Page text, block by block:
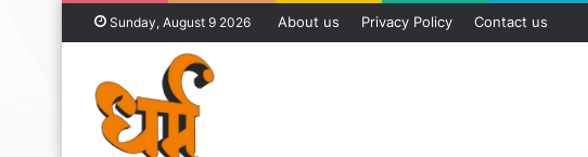
Sunday, August 9 2026 About us Privacy Policy Contact us